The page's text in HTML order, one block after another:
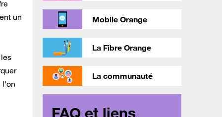
un
l'on
Mobile Orange
La Fibre Orange
La communauté
FAQ et liens